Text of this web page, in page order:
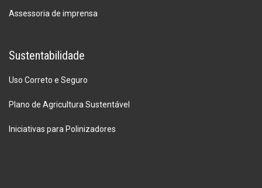
Assessoria de imprensa
Sustentabilidade
Uso Correto e Seguro
Plano de Agricultura Sustentável
Iniciativas para Polinizadores